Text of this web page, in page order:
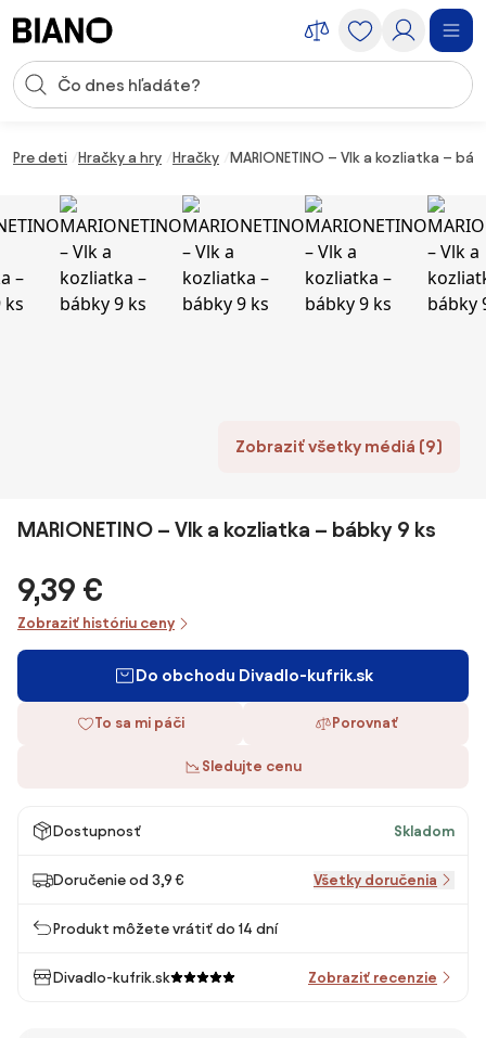
Vstup pre vyhľadávanie
Pre deti Hračky a hry Hračky MARIONETINO – Vlk a kozliatka –
Zobraziť všetky médiá (9)
MARIONETINO – Vlk a kozliatka – bábky 9 ks
9,39 €
Zobraziť históriu ceny
Do obchodu Divadlo-kufrik.sk
To sa mi páči Porovnať
Sledujte cenu
Dostupnosť Skladom
Doručenie od 3,9 € Všetky doručenia
Produkt môžete vrátiť do 14 dní
Divadlo-kufrik.sk Zobraziť recenzie